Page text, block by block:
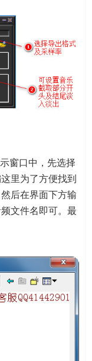
窗口中，先选择
里为了方便找到
后在界面下方输
文件名即可。最